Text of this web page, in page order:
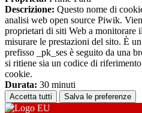
Descrizione: Questo nome di
analisi web open source Piwik.
proprietari di siti Web a monitorare
misurare le prestazioni del sito. È
prefisso _pk_ses è seguito da una
si ritiene sia un codice di
cookie.
Durata: 30 minuti
Accetta tutti Salva le preferenze